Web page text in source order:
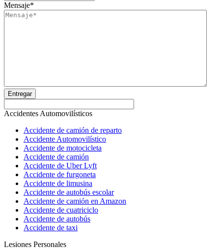
Mensaje*
Entregar
Accidentes Automovilísticos
Accidente de camión de reparto
Accidente Automovilístico
Accidente de motocicleta
Accidente de camión
Accidente de Uber Lyft
Accidente de furgoneta
Accidente de limusina
Accidente de autobús escolar
Accidente de camión en Amazon
Accidente de cuatriciclo
Accidente de autobús
Accidente de taxi
Lesiones Personales